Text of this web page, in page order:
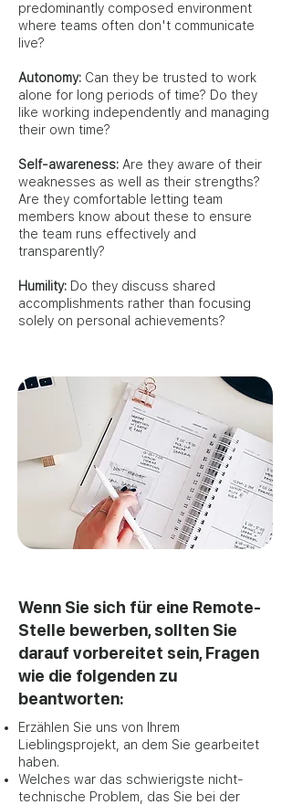
predominantly composed environment
where teams often don't communicate
live?
Autonomy: Can they be trusted to work
alone for long periods of time? Do they
like working independently and managing
their own time?
Self-awareness: Are they aware of their
weaknesses as well as their strengths?
Are they comfortable letting team
members know about these to ensure
the team runs effectively and
transparently?
Humility: Do they discuss shared
accomplishments rather than focusing
solely on personal achievements?
Wenn Sie sich für eine Remote-
Stelle bewerben, sollten Sie
darauf vorbereitet sein, Fragen
wie die folgenden zu
beantworten:
Erzählen Sie uns von Ihrem
Lieblingsprojekt, an dem Sie gearbeitet
haben.
Welches war das schwierigste nicht-
technische Problem, das Sie bei der